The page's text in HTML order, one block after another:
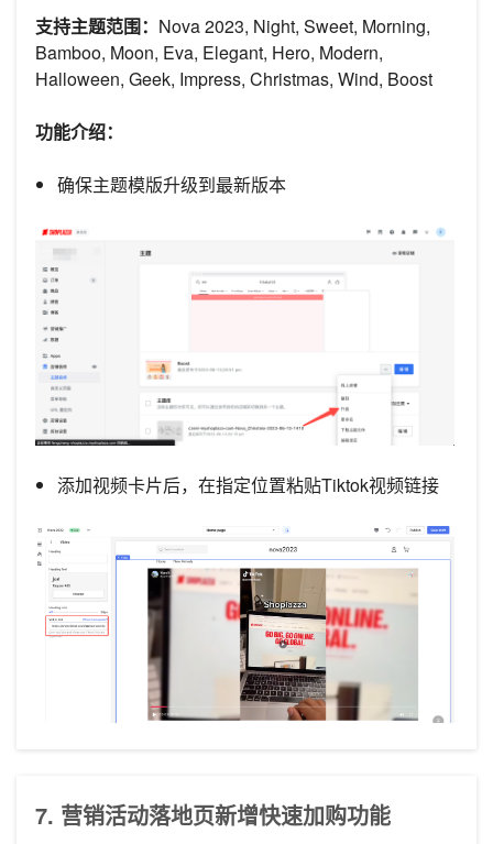
支持主题范围： Nova 2023, Night, Sweet, Morning,
Bamboo, Moon, Eva, Elegant, Hero, Modern,
Halloween, Geek, Impress, Christmas, Wind, Boost
功能介绍：
确保主题模版升级到最新版本
添加视频卡片后，在指定位置粘贴Tiktok视频链接
7. 营销活动落地页新增快速加购功能